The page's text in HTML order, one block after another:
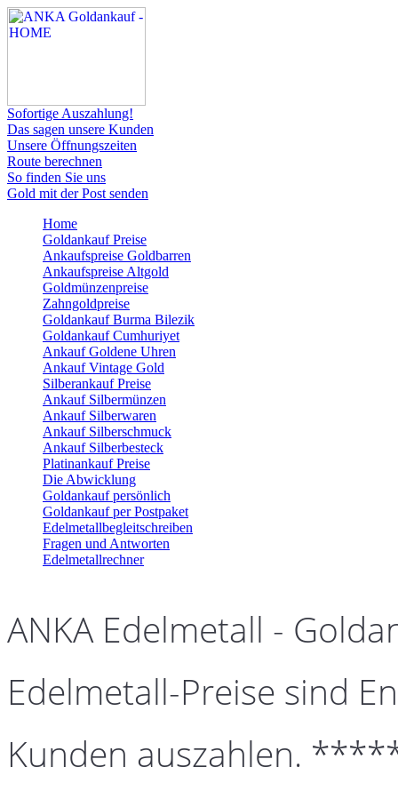
Sofortige Auszahlung!
Das sagen unsere Kunden
Unsere Öffnungszeiten
Route berechnen
So finden Sie uns
Gold mit der Post senden
Home
Goldankauf Preise
Ankaufspreise Goldbarren
Ankaufspreise Altgold
Goldmünzenpreise
Zahngoldpreise
Goldankauf Burma Bilezik
Goldankauf Cumhuriyet
Ankauf Goldene Uhren
Ankauf Vintage Gold
Silberankauf Preise
Ankauf Silbermünzen
Ankauf Silberwaren
Ankauf Silberschmuck
Ankauf Silberbesteck
Platinankauf Preise
Die Abwicklung
Goldankauf persönlich
Goldankauf per Postpaket
Edelmetallbegleitschreiben
Fragen und Antworten
Edelmetallrechner
ANKA Edelmetall -
Edelmetall-Preise sind
Kunden auszahlen.